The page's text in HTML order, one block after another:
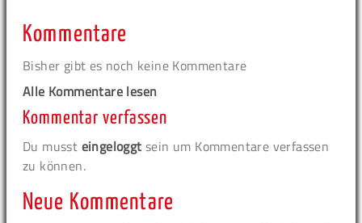
Kommentare
Bisher gibt es noch keine Kommentare
Alle Kommentare lesen
Kommentar verfassen
Du musst eingeloggt sein um Kommentare verfassen
zu können.
Neue Kommentare